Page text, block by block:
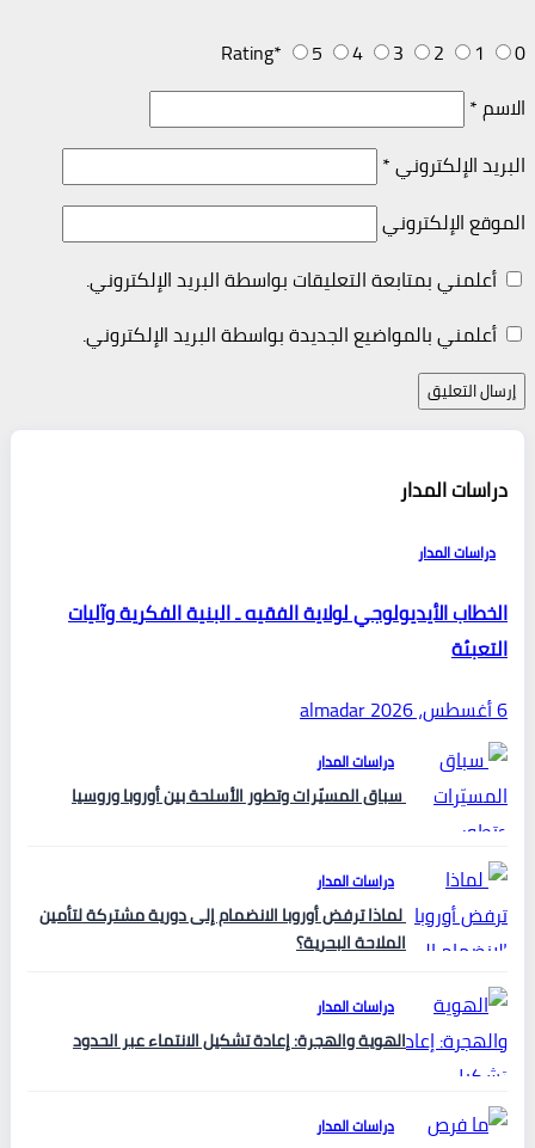
Rating* 5 4 3 2 1
0
الاسم*
البريد الإلكتروني*
الموقع الإلكتروني
أعلمني بمتابعة التعليقات بواسطة البريد الإلكتروني.
أعلمني بالمواضيع الجديدة بواسطة البريد الإلكتروني.
دراسات المدار
دراسات المدار
الخطاب الأيديولوجي لولاية الفقيه ـ البنية الفكرية وآليات
التعبئة
6 أغسطس، 2026
almadar
دراسات المدار
سباق المسيّرات وتطور الأسلحة بين أوروبا وروسيا
دراسات المدار
لماذا ترفض أوروبا الانضمام إلى دورية مشتركة لتأمين
الملاحة البحرية؟
دراسات المدار
الهوية والهجرة: إعادة تشكيل الانتماء عبر الحدود
دراسات المدار